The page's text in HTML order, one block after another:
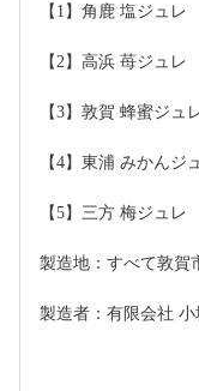
【1】角鹿 塩ジュレ
【2】高浜 苺ジュレ
【3】敦賀 蜂蜜ジュ
【4】東浦 みかんジ
【5】三方 梅ジュレ
製造地：すべて敦賀
製造者：有限会社